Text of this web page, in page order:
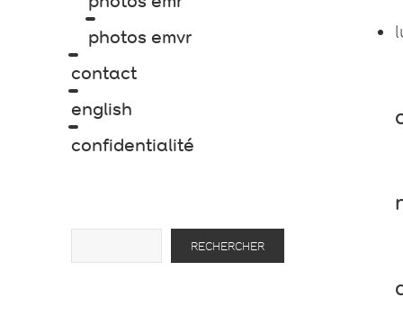
photos emvr
contact
english
confidentialité
RECHERCHER